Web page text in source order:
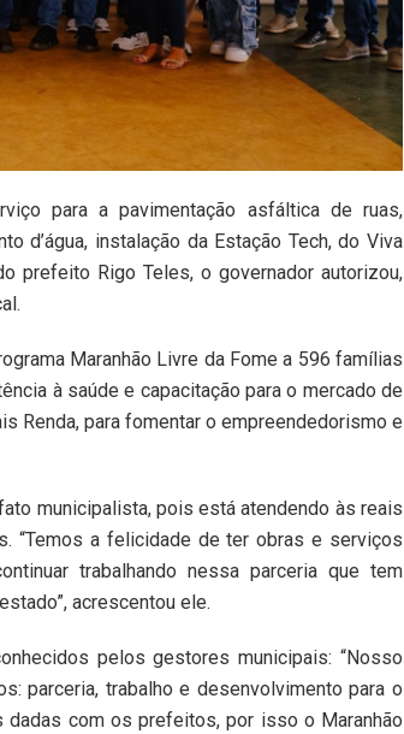
para a pavimentação asfáltica de ruas,
d’água, instalação da Estação Tech, do Viva
prefeito Rigo Teles, o governador autorizou,
Maranhão Livre da Fome a 596 famílias
à saúde e capacitação para o mercado de
Renda, para fomentar o empreendedorismo e
municipalista, pois está atendendo às reais
“Temos a felicidade de ter obras e serviços
trabalhando nessa parceria que tem
acrescentou ele.
pelos gestores municipais: “Nosso
parceria, trabalho e desenvolvimento para o
com os prefeitos, por isso o Maranhão